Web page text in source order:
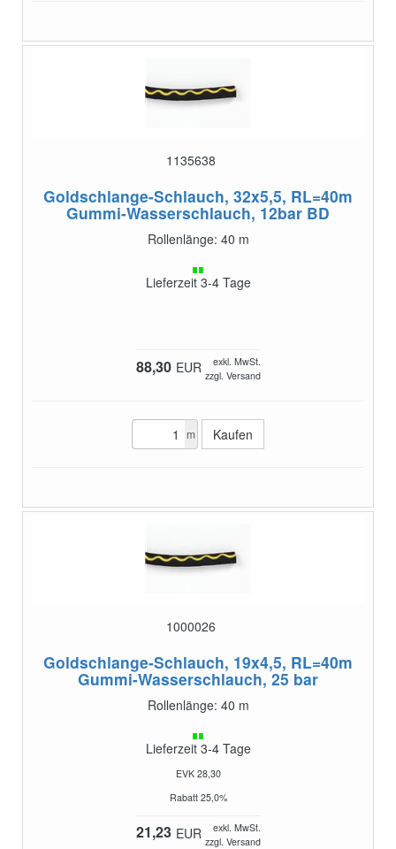
1135638
Goldschlange-Schlauch, 32x5,5, RL=40m
Gummi-Wasserschlauch, 12bar BD
Rollenlänge: 40 m
Lieferzeit 3-4 Tage
88,30 EUR
exkl. MwSt.
zzgl. Versand
m
1000026
Goldschlange-Schlauch, 19x4,5, RL=40m
Gummi-Wasserschlauch, 25 bar
Rollenlänge: 40 m
Lieferzeit 3-4 Tage
EVK 28,30
Rabatt 25,0%
21,23 EUR
exkl. MwSt.
zzgl. Versand